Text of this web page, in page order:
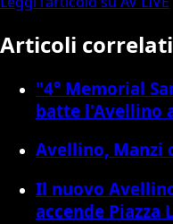
Articoli correlati
"4° Memorial
batte l'Avellino
Avellino, Manzi
Il nuovo
accende Piazza